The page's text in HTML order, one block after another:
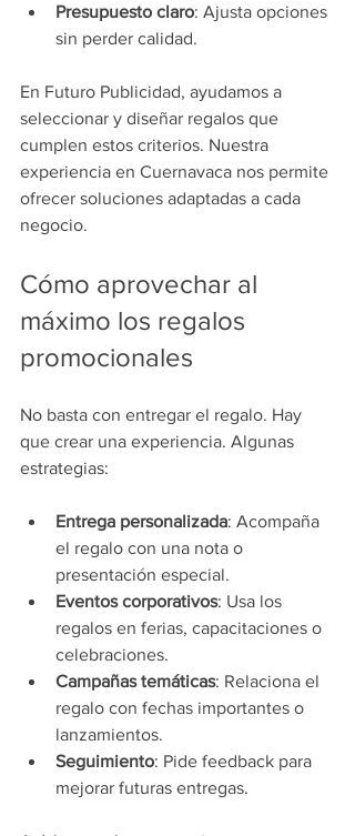
Presupuesto claro: Ajusta opciones
sin perder calidad.
En Futuro Publicidad, ayudamos a
seleccionar y diseñar regalos que
cumplen estos criterios. Nuestra
experiencia en Cuernavaca nos permite
ofrecer soluciones adaptadas a cada
negocio.
Cómo aprovechar al
máximo los regalos
promocionales
No basta con entregar el regalo. Hay
que crear una experiencia. Algunas
estrategias:
Entrega personalizada: Acompaña
el regalo con una nota o
presentación especial.
Eventos corporativos: Usa los
regalos en ferias, capacitaciones o
celebraciones.
Campañas temáticas: Relaciona el
regalo con fechas importantes o
lanzamientos.
Seguimiento: Pide feedback para
mejorar futuras entregas.